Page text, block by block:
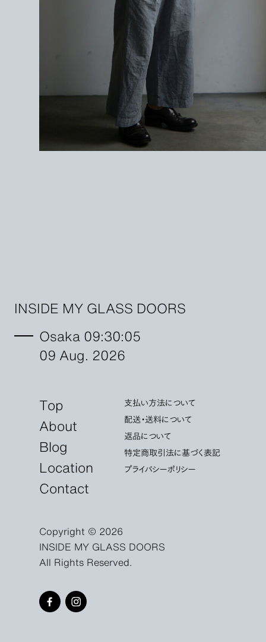
INSIDE MY GLASS DOORS
Osaka 09:30:06
09 Aug. 2026
Top
About
Blog
Location
Contact
支払い方法について
配送・送料について
返品について
特定商取引法に基づく表記
プライバシーポリシー
Copyright © 2026
INSIDE MY GLASS DOORS
All Rights Reserved.